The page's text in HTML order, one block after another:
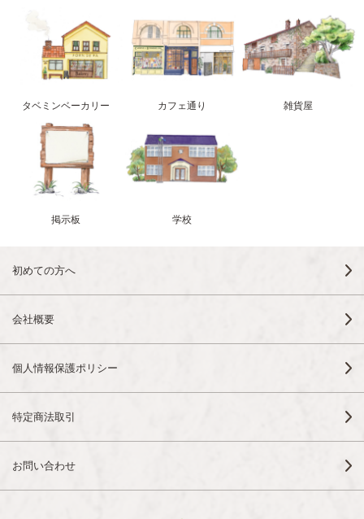
タベミンベーカリー カフェ通り 雑貨屋
掲示板 学校
初めての方へ
会社概要
個人情報保護ポリシー
特定商法取引
お問い合わせ